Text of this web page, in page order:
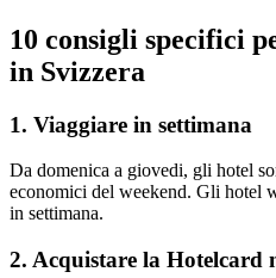
10 consigli specifici
in Svizzera
1. Viaggiare in settimana
Da domenica a giovedi, gli hotel
economici del weekend. Gli hotel
in settimana.
2. Acquistare la Hotelcard